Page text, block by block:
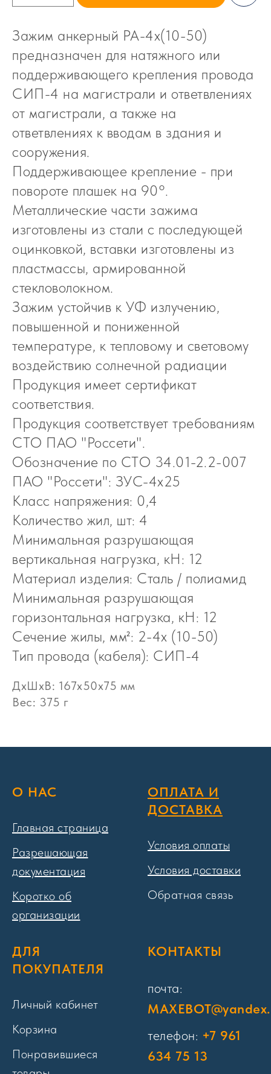
Зажим анкерный PA-4х(10-50)
предназначен для натяжного или
поддерживающего крепления провода
СИП-4 на магистрали и ответвлениях
от магистрали, а также на
ответвлениях к вводам в здания и
сооружения.
Поддерживающее крепление - при
повороте плашек на 90°.
Металлические части зажима
изготовлены из стали с последующей
оцинковкой, вставки изготовлены из
пластмассы, армированной
стекловолокном.
Зажим устойчив к УФ излучению,
повышенной и пониженной
температуре, к тепловому и световому
воздействию солнечной радиации
Продукция имеет сертификат
соответствия.
Продукция соответствует требованиям
СТО ПАО "Россети".
Обозначение по СТО 34.01-2.2-007
ПАО "Россети": ЗУС-4х25
Класс напряжения: 0,4
Количество жил, шт: 4
Минимальная разрушающая
вертикальная нагрузка, кН: 12
Материал изделия: Сталь / полиамид
Минимальная разрушающая
горизонтальная нагрузка, кН: 12
Сечение жилы, мм²: 2-4x (10-50)
Тип провода (кабеля): СИП-4
ДxШxВ: 167x50x75 мм
Вес: 375 г
О НАС
Главная страница
Разрешающая
документация
Коротко об
организации
ОПЛАТА И
ДОСТАВКА
Условия оплаты
Условия доставки
Обратная связь
ДЛЯ
ПОКУПАТЕЛЯ
Личный кабинет
Корзина
Понравившиеся
КОНТАКТЫ
почта:
телефон: +7 961
634 75 13